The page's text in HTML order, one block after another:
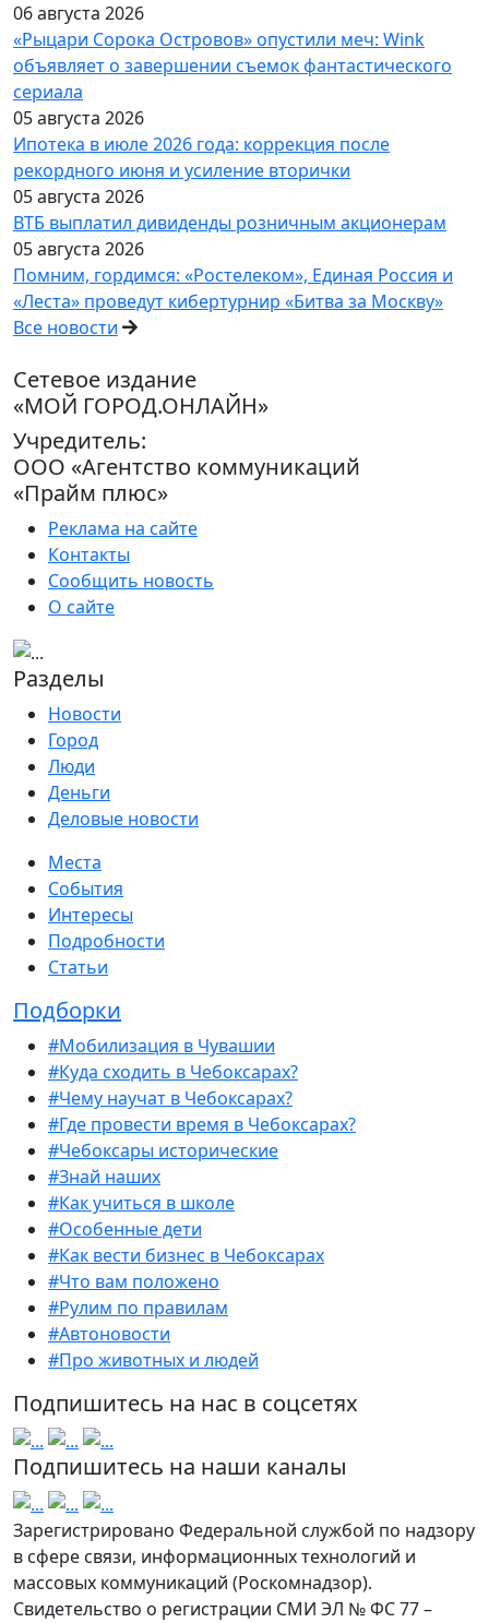
06 августа 2026
«Рыцари Сорока Островов» опустили меч: Wink
объявляет о завершении съемок фантастического
сериала
05 августа 2026
Ипотека в июле 2026 года: коррекция после
рекордного июня и усиление вторички
05 августа 2026
ВТБ выплатил дивиденды розничным акционерам
05 августа 2026
Помним, гордимся: «Ростелеком», Единая Россия и
«Леста» проведут кибертурнир «Битва за Москву»
Все новости
Сетевое издание
«МОЙ ГОРОД.ОНЛАЙН»
Учредитель:
ООО «Агентство коммуникаций
«Прайм плюс»
Реклама на сайте
Контакты
Сообщить новость
О сайте
Разделы
Новости
Город
Люди
Деньги
Деловые новости
Места
События
Интересы
Подробности
Статьи
Подборки
#Мобилизация в Чувашии
#Куда сходить в Чебоксарах?
#Чему научат в Чебоксарах?
#Где провести время в Чебоксарах?
#Чебоксары исторические
#Знай наших
#Как учиться в школе
#Особенные дети
#Как вести бизнес в Чебоксарах
#Что вам положено
#Рулим по правилам
#Автоновости
#Про животных и людей
Подпишитесь на нас в соцсетях
Подпишитесь на наши каналы
Зарегистрировано Федеральной службой по надзору
в сфере связи, информационных технологий и
массовых коммуникаций (Роскомнадзор).
Свидетельство о регистрации СМИ ЭЛ № ФС 77 –